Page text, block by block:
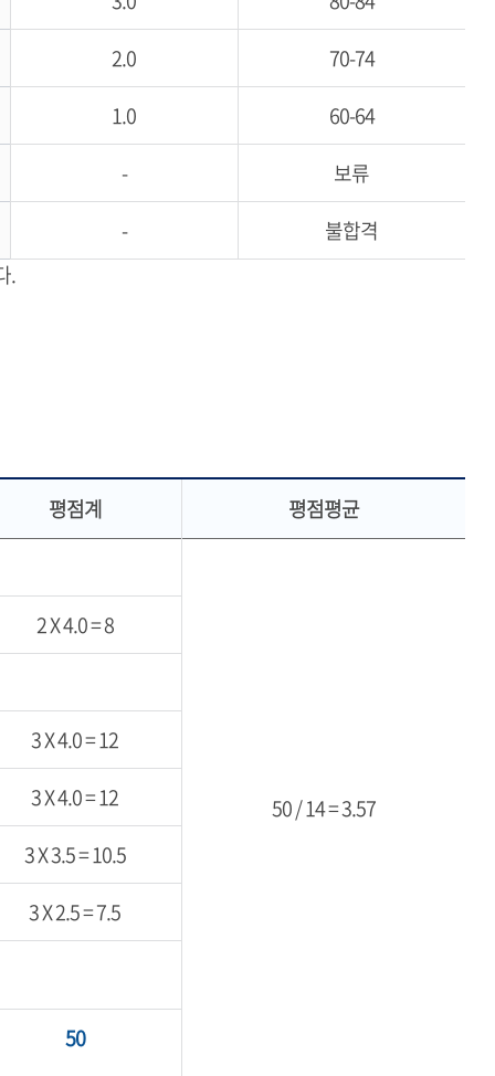
2.0
70-74
1.0
60-64
-
보류
-
불합격
.
평점계
평점평균
50 / 14 = 3.57
2 X 4.0 = 8
3 X 4.0 = 12
3 X 4.0 = 12
3 X 3.5 = 10.5
3 X 2.5 = 7.5
50